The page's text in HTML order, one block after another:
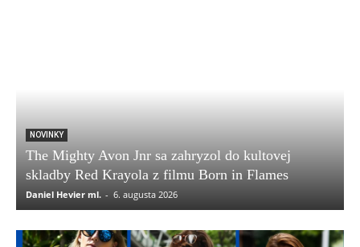
NOVINKY
The Mighty Avon Jnr sa zahryzol do kultovej
skladby Red Krayola z filmu Born in Flames
Daniel Hevier ml. - 6. augusta 2026